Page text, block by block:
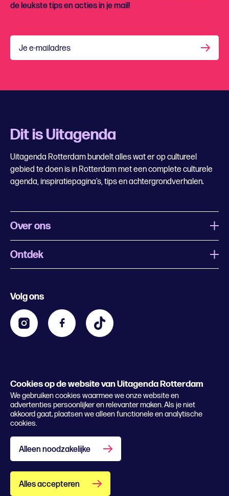
Cookies op de website van Uitagenda Rotterdam
We gebruiken cookies waarmee we onze website en
advertenties persoonlijker en relevanter maken. Als je niet
akkoord gaat, plaatsen we alleen functionele en analytische
cookies.
Alleen noodzakelijke
Alles accepteren
de leukste tips en acties in je mail!
Je e-mailadres
Dit is Uitagenda
Uitagenda Rotterdam bundelt alles wat er op cultureel
gebied te doen is in Rotterdam met een complete culturele
agenda, inspiratiepagina’s, tips en achtergrondverhalen.
Over ons
Wat is Uitagenda Rotterdam
Contact
Zakelijk
Lees het magazine
Ontdek
Kids
Volg ons
© 2026 Rotterdam Festivals